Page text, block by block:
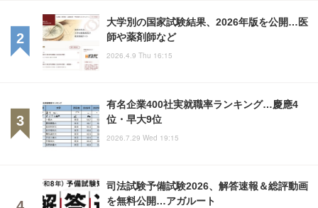
大学別の国家試験結果、2026年版を公開…医
師や薬剤師など
2026.4.9 Thu 16:15
有名企業400社実就職率ランキング…慶應4
位・早大9位
2026.7.29 Wed 19:15
司法試験予備試験2026、解答速報＆総評動画
を無料公開…アガルート